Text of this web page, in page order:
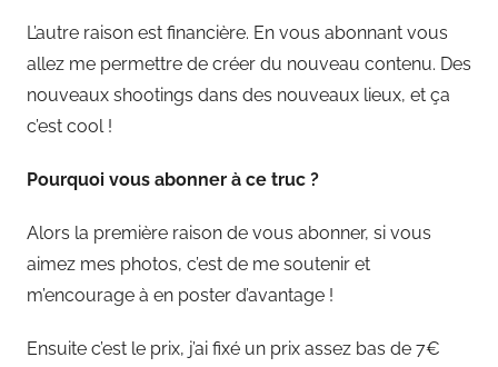
L’autre raison est financière. En vous abonnant vous
allez me permettre de créer du nouveau contenu. Des
nouveaux shootings dans des nouveaux lieux, et ça
c’est cool !
Pourquoi vous abonner à ce truc ?
Alors la première raison de vous abonner, si vous
aimez mes photos, c’est de me soutenir et
m’encourage à en poster d’avantage !
Ensuite c’est le prix, j’ai fixé un prix assez bas de 7€